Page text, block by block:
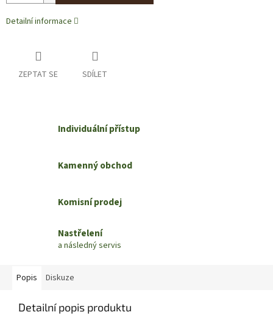
Detailní informace
ZEPTAT SE SDÍLET
Individuální přístup
Kamenný obchod
Komisní prodej
Nastřelení
a následný servis
Popis Diskuze
Detailní popis produktu